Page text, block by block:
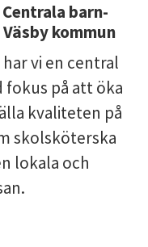
barn-
kommun
vi en central
på att öka
kvaliteten på
skolsköterska
lokala och